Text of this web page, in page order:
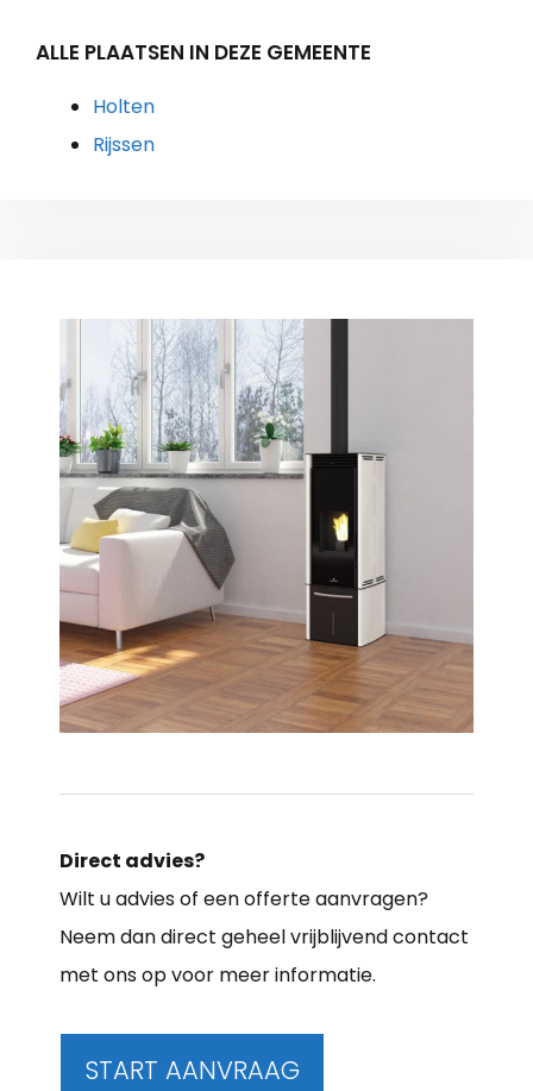
ALLE PLAATSEN IN DEZE GEMEENTE
Holten
Rijssen
Direct advies?
Wilt u advies of een offerte aanvragen?
Neem dan direct geheel vrijblijvend contact
met ons op voor meer informatie.
START AANVRAAG